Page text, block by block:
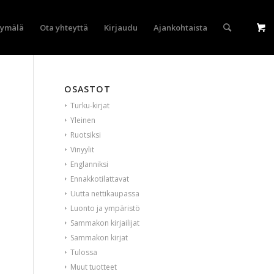
Ota yhteyttä Kirjaudu Ajankohtaista
OSASTOT
Turku-kirjat
Yleinen
Ruotsiksi
Vinyylit
Englanniksi
Ennakkotilattavat
Uutta nettikaupassa
Luonto ja ympäristö
Sammakon kirjailijat
Sammakon kirjat
Tulossa
Muut tuotteet